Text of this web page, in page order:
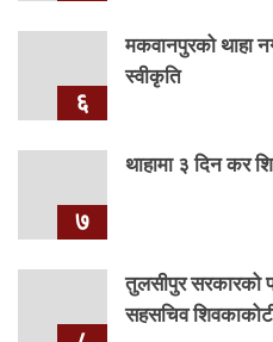
६
मकवानपुरको थाहा
स्वीकृति
७
थाहामा ३ दिन कर
तुलसीपुर सरकारको
सहसचिव